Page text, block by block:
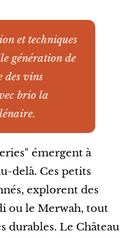
et techniques
génération de
des vins
brio la
émergent à
delà. Ces petits
explorent des
ou le Merwah, tout
durables. Le Château